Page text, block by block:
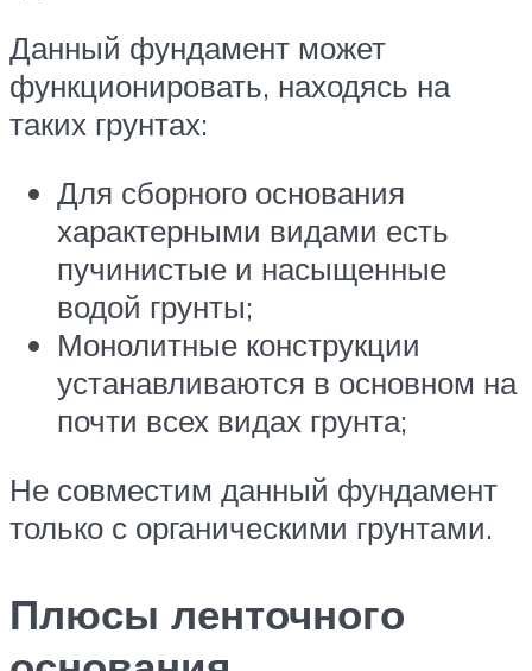
Данный фундамент может
функционировать, находясь на
таких грунтах:
Для сборного основания
характерными видами есть
пучинистые и насыщенные
водой грунты;
Монолитные конструкции
устанавливаются в основном на
почти всех видах грунта;
Не совместим данный фундамент
только с органическими грунтами.
Плюсы ленточного